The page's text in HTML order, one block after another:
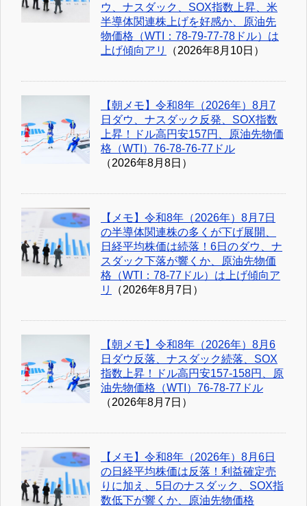
ウ、ナスダック、SOX指数上昇、米
半導体関連株上げを好感か、原油先
物価格（WTI：78-79-77-78ドル）は
上げ傾向アリ
（2026年8月10日）
【朝メモ】令和8年（2026年）8月7
日ダウ、ナスダック反発、SOX指数
上昇！ドル高円安157円、原油先物価
格（WTI）76-78-76-77ドル
（2026年8月8日）
【メモ】令和8年（2026年）8月7日
の半導体関連株の多くが下げ展開、
日経平均株価は続落！6日のダウ、ナ
スダック下落が響くか、原油先物価
格（WTI：78-77ドル）は上げ傾向ア
リ
（2026年8月7日）
【朝メモ】令和8年（2026年）8月6
日ダウ反落、ナスダック続落、SOX
指数上昇！ドル高円安157-158円、原
油先物価格（WTI）76-78-77ドル
（2026年8月7日）
【メモ】令和8年（2026年）8月6日
の日経平均株価は反落！利益確定売
りに加え、5日のナスダック、SOX指
数低下が響くか、原油先物価格